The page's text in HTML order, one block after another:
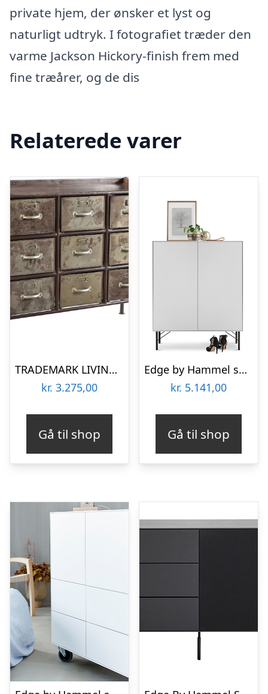
private hjem, der ønsker et lyst og
naturligt udtryk. I fotografiet træder den
varme Jackson Hickory-finish frem med
fine træårer, og de dis
Relaterede varer
TRADEMARK LIVING KABINET RÅT DESIGN 9 SKUFFER – 87
kr. 3.275,00
Gå til shop
Edge by Hammel skænk 2
kr. 5.141,00
Gå til shop